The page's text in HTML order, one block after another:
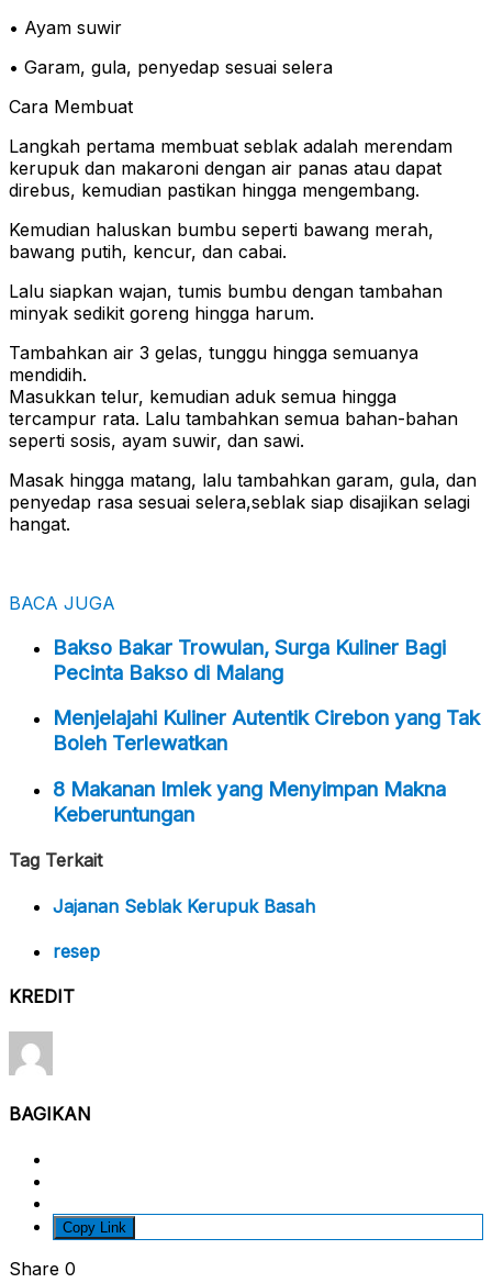
• Ayam suwir
• Garam, gula, penyedap sesuai selera
Cara Membuat
Langkah pertama membuat seblak adalah merendam
kerupuk dan makaroni dengan air panas atau dapat
direbus, kemudian pastikan hingga mengembang.
Kemudian haluskan bumbu seperti bawang merah,
bawang putih, kencur, dan cabai.
Lalu siapkan wajan, tumis bumbu dengan tambahan
minyak sedikit goreng hingga harum.
Tambahkan air 3 gelas, tunggu hingga semuanya
mendidih.
Masukkan telur, kemudian aduk semua hingga
tercampur rata. Lalu tambahkan semua bahan-bahan
seperti sosis, ayam suwir, dan sawi.
Masak hingga matang, lalu tambahkan garam, gula, dan
penyedap rasa sesuai selera,seblak siap disajikan selagi
hangat.
BACA JUGA
Bakso Bakar Trowulan, Surga Kuliner Bagi
Pecinta Bakso di Malang
Menjelajahi Kuliner Autentik Cirebon yang Tak
Boleh Terlewatkan
8 Makanan Imlek yang Menyimpan Makna
Keberuntungan
Tag Terkait
Jajanan Seblak Kerupuk Basah
resep
KREDIT
BAGIKAN
Copy Link
Share 0